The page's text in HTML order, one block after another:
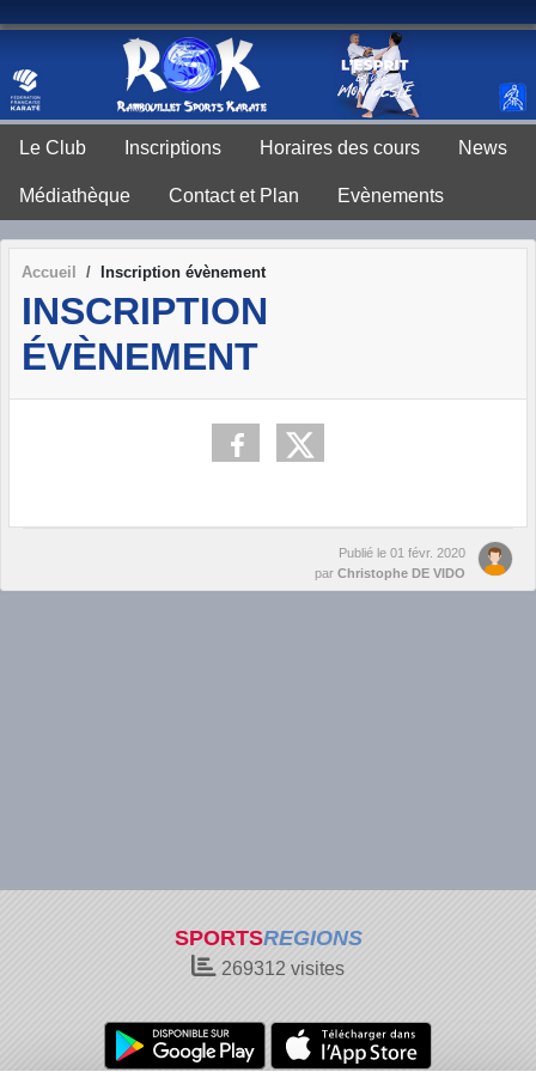
Le Club Inscriptions Horaires des cours News
Médiathèque Contact et Plan Evènements
Accueil Inscription évènement
INSCRIPTION
ÉVÈNEMENT
Publié le 01 févr. 2020
par Christophe DE VIDO
SPORTSREGIONS
269312 visites